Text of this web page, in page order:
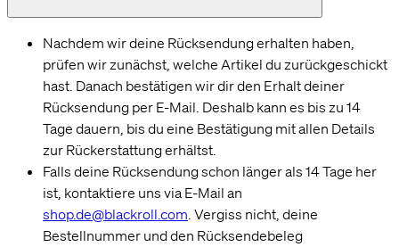
Nachdem wir deine Rücksendung erhalten haben,
prüfen wir zunächst, welche Artikel du zurückgeschickt
hast. Danach bestätigen wir dir den Erhalt deiner
Rücksendung per E-Mail. Deshalb kann es bis zu 14
Tage dauern, bis du eine Bestätigung mit allen Details
zur Rückerstattung erhältst.
Falls deine Rücksendung schon länger als 14 Tage her
ist, kontaktiere uns via E-Mail an
shop.de@blackroll.com. Vergiss nicht, deine
Bestellnummer und den Rücksendebeleg